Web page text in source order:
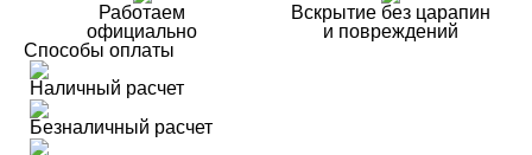
Работаем
официально
Вскрытие без царапин
и повреждений
Способы оплаты
Наличный расчет
Безналичный расчет